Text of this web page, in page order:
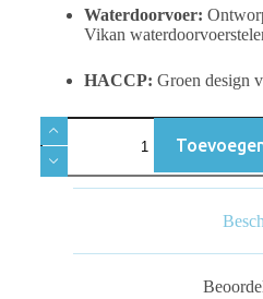
Waterdoorvoer:
Vikan
HACCP: Groen design